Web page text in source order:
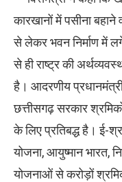
कारखानों में पसीना
से लेकर भवन निर्माण में
से ही राष्ट्र की
है। आदरणीय
छत्तीसगढ़ सरकार
के लिए प्रतिबद्ध है। ई-
योजना, आयुष्मान भारत,
योजनाओं से करोड़ों